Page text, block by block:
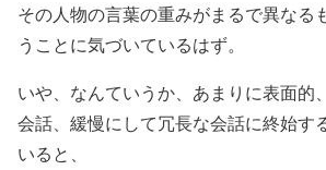
その人物の言葉の重みがまるで異なる
うことに気づいているはず。
いや、なんていうか、あまりに表面的
会話、緩慢にして冗長な会話に終始す
いると、